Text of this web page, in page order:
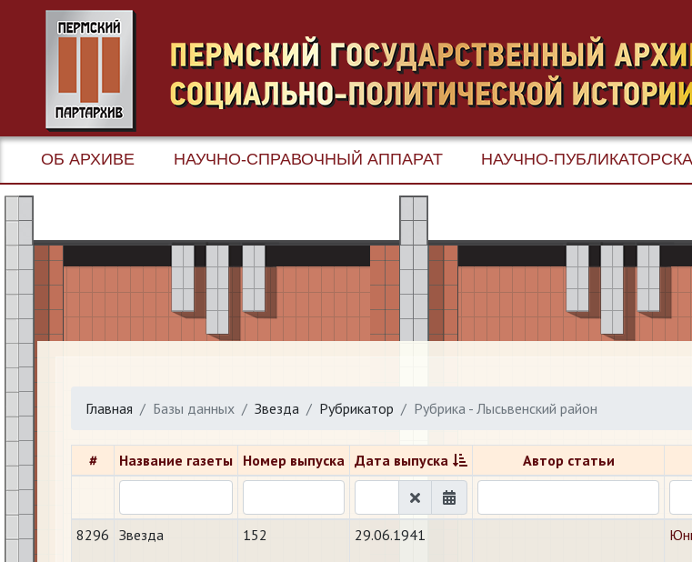
ОБ АРХИВЕ НАУЧНО-СПРАВОЧНЫЙ АППАРАТ НАУЧНО-
Главная Базы данных Звезда Рубрикатор Рубрика - Лысьвенский район
# Название газеты Номер выпуска Дата выпуска Автор статьи
8296 Звезда 152 29.06.1941